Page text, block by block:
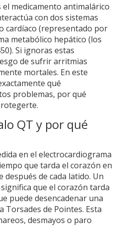
medicamento antimalárico
con dos sistemas
cardíaco (representado por
metabólico hepático (los
Si ignoras estas
de sufrir arritmias
mortales. En este
qué
problemas, por qué
QT y por qué
en el electrocardiograma
que tarda el corazón en
de cada latido. Un
que el corazón tarda
puede desencadenar una
de Pointes. Esta
desmayos o paro